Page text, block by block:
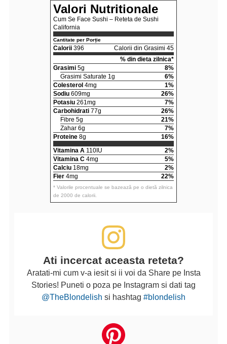
Valori Nutritionale
Cum Se Face Sushi – Reteta de Sushi
California
Cantitate per Porție
Calorii 396
Calorii din Grasimi 45
% din dieta zilnica*
Grasimi 5g
8%
Grasimi Saturate 1g
6%
Colesterol 4mg
1%
Sodiu 609mg
26%
Potasiu 261mg
7%
Carbohidrati 77g
26%
Fibre 5g
21%
Zahar 6g
7%
Proteine 8g
16%
Vitamina A 110IU
2%
Vitamina C 4mg
5%
Calciu 18mg
2%
Fier 4mg 22%
* Valorile procentuale se bazează pe o dietă zilnica
de 2000 de calorii.
Ati incercat aceasta reteta?
Aratati-mi cum v-a iesit si ii voi da Share pe Insta
Stories! Puneti o poza pe Instagram si dati tag
@TheBlondelish si hashtag #blondelish